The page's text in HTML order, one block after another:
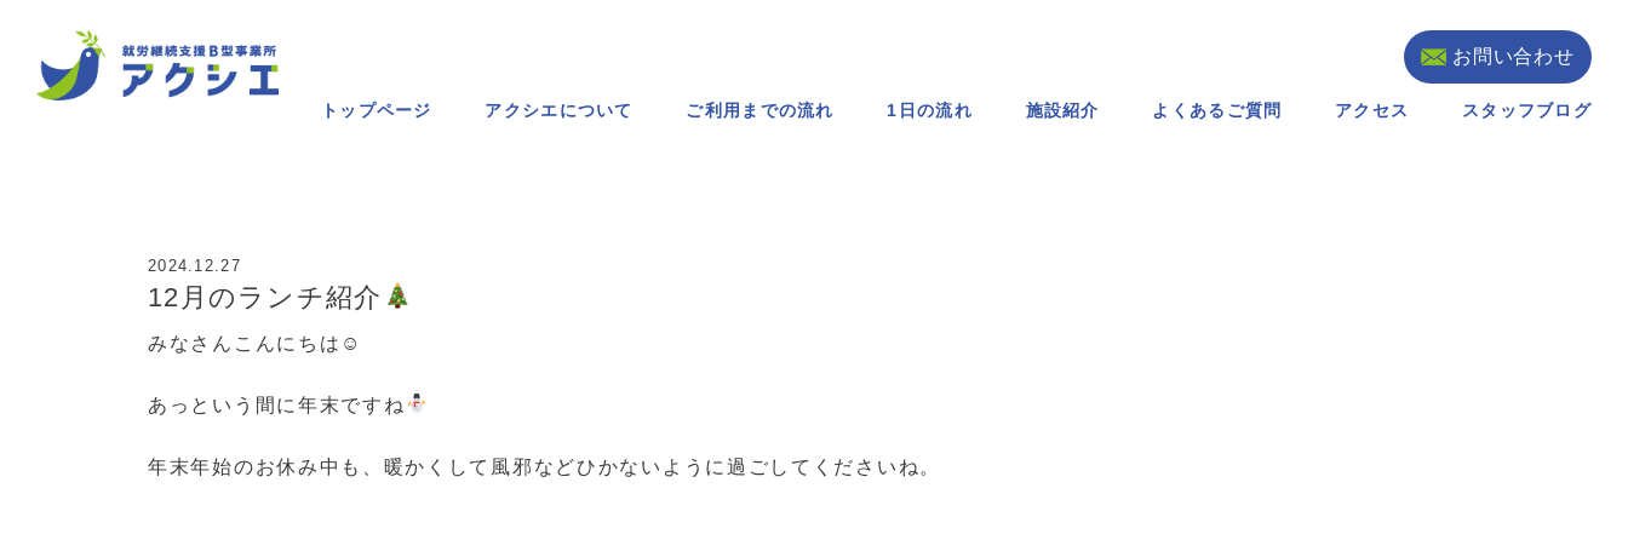
トップページ アクシエについて ご利用までの流れ 1日の流れ 施設紹介 よくあるご質問 アクセス スタッフブログ
お問い合わせ
2024.12.27
12月のランチ紹介
みなさんこんにちは☺
あっという間に年末ですね
年末年始のお休み中も、暖かくして風邪などひかないように過ごしてくださいね。